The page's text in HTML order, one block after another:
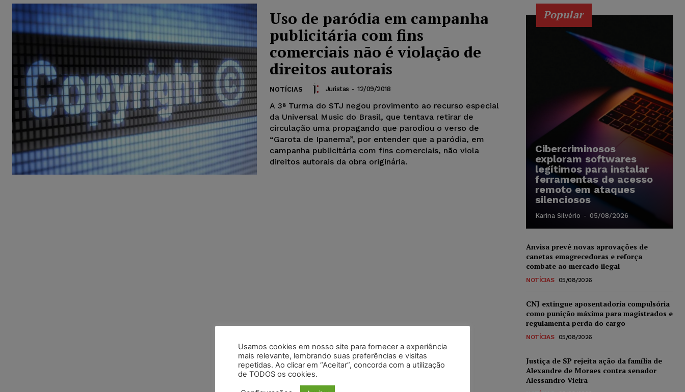
Uso de paródia em campanha
publicitária com fins
comerciais não é violação de
direitos autorais
NOTÍCIAS Juristas - 12/09/2018
A 3ª Turma do STJ negou provimento ao recurso especial
da Universal Music do Brasil, que tentava retirar de
circulação uma propagando que parodiou o verso de
“Garota de Ipanema”, por entender que a paródia, em
campanha publicitária com fins comerciais, não viola
direitos autorais da obra originária.
Popular
Cibercriminosos
exploram softwares
legítimos para instalar
ferramentas de acesso
remoto em ataques
silenciosos
Karina Silvério - 05/08/2026
Anvisa prevê novas aprovações de
canetas emagrecedoras e reforça
combate ao mercado ilegal
NOTÍCIAS 05/08/2026
CNJ extingue aposentadoria compulsória
como punição máxima para magistrados e
regulamenta perda do cargo
NOTÍCIAS 05/08/2026
Justiça de SP rejeita ação da família de
Alexandre de Moraes contra senador
Alessandro Vieira
Usamos cookies em nosso site para fornecer a experiência
mais relevante, lembrando suas preferências e visitas
repetidas. Ao clicar em “Aceitar”, concorda com a utilização
de TODOS os cookies.